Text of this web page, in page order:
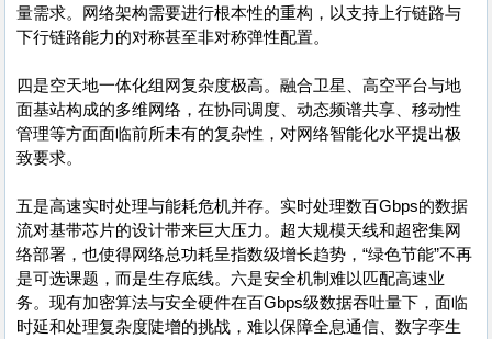
量需求。网络架构需要进行根本性的重构，以支持上行链路与
下行链路能力的对称甚至非对称弹性配置。
四是空天地一体化组网复杂度极高。融合卫星、高空平台与地
面基站构成的多维网络，在协同调度、动态频谱共享、移动性
管理等方面面临前所未有的复杂性，对网络智能化水平提出极
致要求。
五是高速实时处理与能耗危机并存。实时处理数百Gbps的数据
流对基带芯片的设计带来巨大压力。超大规模天线和超密集网
络部署，也使得网络总功耗呈指数级增长趋势，“绿色节能”不再
是可选课题，而是生存底线。六是安全机制难以匹配高速业
务。现有加密算法与安全硬件在百Gbps级数据吞吐量下，面临
时延和处理复杂度陡增的挑战，难以保障全息通信、数字孪生